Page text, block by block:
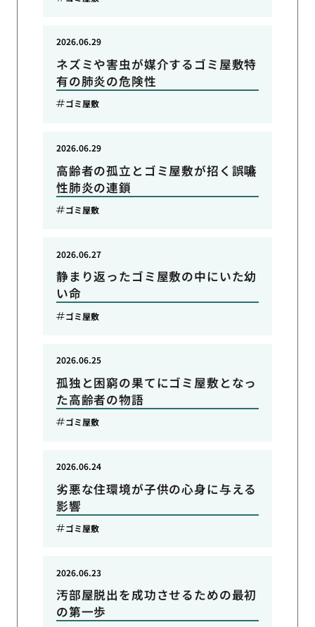
ネズミや害虫が媒介するゴミ屋敷特
有の肺炎の危険性
2026.06.29
ゴミ屋敷
高齢者の孤立とゴミ屋敷が招く誤嚥
性肺炎の連鎖
2026.06.29
ゴミ屋敷
静まり返ったゴミ屋敷の中にいた幼
い命
2026.06.27
ゴミ屋敷
孤独と困窮の果てにゴミ屋敷となっ
た高齢者の物語
2026.06.25
ゴミ屋敷
劣悪な住環境が子供の心身に与える
影響
2026.06.24
ゴミ屋敷
汚部屋脱出を成功させるための最初
の第一歩
2026.06.23